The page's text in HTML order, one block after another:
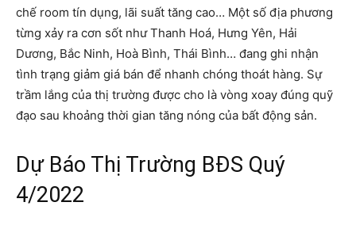
chế room tín dụng, lãi suất tăng cao… Một số địa phương
từng xảy ra cơn sốt như Thanh Hoá, Hưng Yên, Hải
Dương, Bắc Ninh, Hoà Bình, Thái Bình… đang ghi nhận
tình trạng giảm giá bán để nhanh chóng thoát hàng. Sự
trầm lắng của thị trường được cho là vòng xoay đúng quỹ
đạo sau khoảng thời gian tăng nóng của bất động sản.
Dự Báo Thị Trường BĐS Quý
4/2022